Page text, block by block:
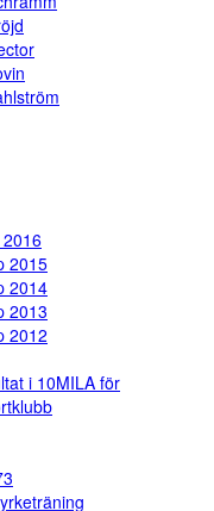
2015
2014
2013
2012
i 10MILA för